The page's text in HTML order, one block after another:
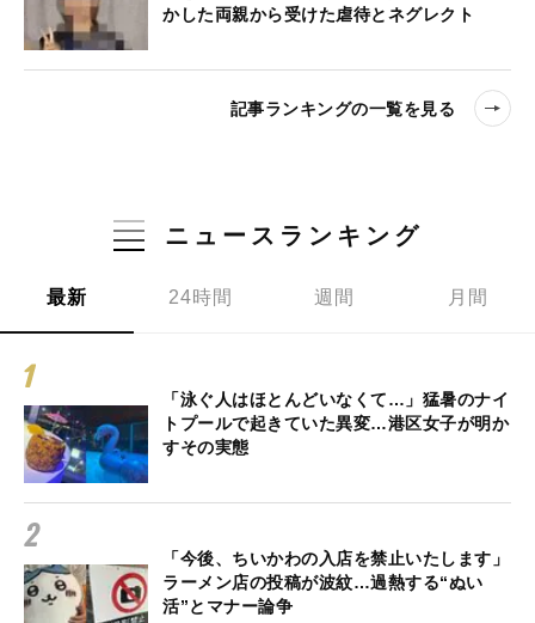
かした両親から受けた虐待とネグレクト
記事ランキングの一覧を見る
ニュースランキング
最新 24時間 週間 月間
「泳ぐ人はほとんどいなくて…」猛暑のナイ
トプールで起きていた異変…港区女子が明か
すその実態
「今後、ちいかわの入店を禁止いたします」
ラーメン店の投稿が波紋…過熱する“ぬい
活”とマナー論争